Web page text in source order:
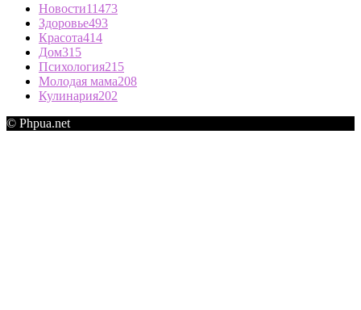
Новости11473
Здоровье493
Красота414
Дом315
Психология215
Молодая мама208
Кулинария202
© Phpua.net